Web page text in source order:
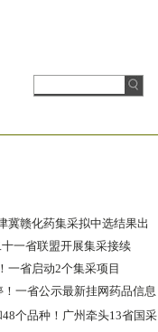
冀赣化药集采拟中选结果出
一省联盟开展集采接续
一省启动2个集采项目
一省公示最新挂网药品信息
个品种！广州牵头13省国采